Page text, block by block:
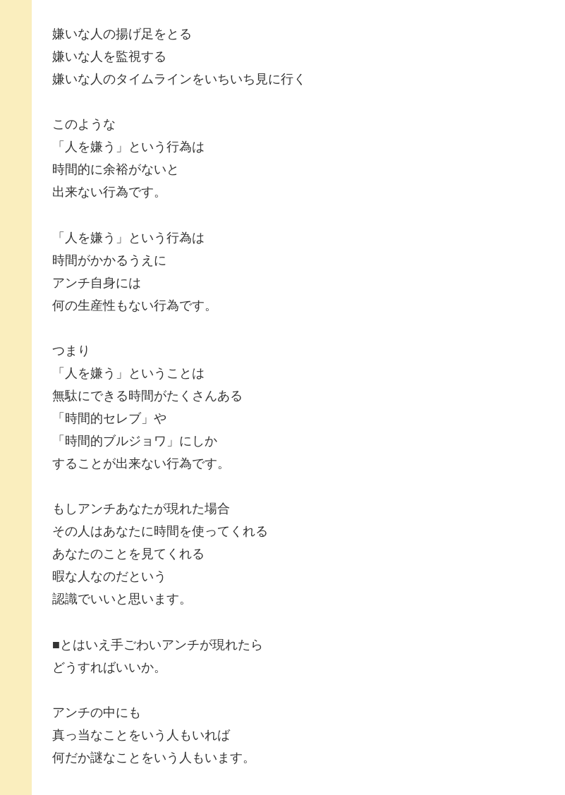
嫌いな人の揚げ足をとる
嫌いな人を監視する
嫌いな人のタイムラインをいちいち見に行く
このような
「人を嫌う」という行為は
時間的に余裕がないと
出来ない行為です。
「人を嫌う」という行為は
時間がかかるうえに
アンチ自身には
何の生産性もない行為です。
つまり
「人を嫌う」ということは
無駄にできる時間がたくさんある
「時間的セレブ」や
「時間的ブルジョワ」にしか
することが出来ない行為です。
もしアンチあなたが現れた場合
その人はあなたに時間を使ってくれる
あなたのことを見てくれる
暇な人なのだという
認識でいいと思います。
■とはいえ手ごわいアンチが現れたら
どうすればいいか。
アンチの中にも
真っ当なことをいう人もいれば
何だか謎なことをいう人もいます。